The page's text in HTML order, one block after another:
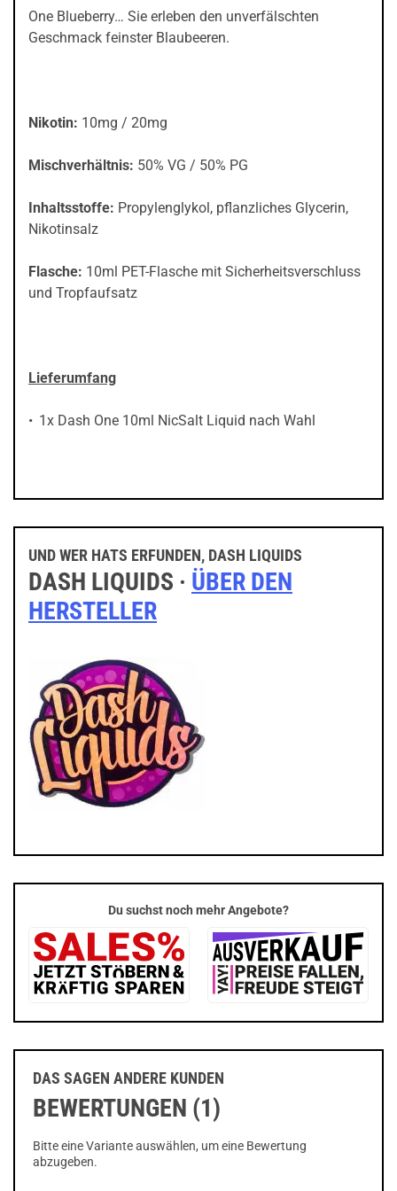
One Blueberry… Sie erleben den unverfälschten
Geschmack feinster Blaubeeren.
Nikotin: 10mg / 20mg
Mischverhältnis: 50% VG / 50% PG
Inhaltsstoffe: Propylenglykol, pflanzliches Glycerin,
Nikotinsalz
Flasche: 10ml PET-Flasche mit Sicherheitsverschluss
und Tropfaufsatz
Lieferumfang
1x Dash One 10ml NicSalt Liquid nach Wahl
UND WER HATS ERFUNDEN, DASH LIQUIDS
DASH LIQUIDS · ÜBER DEN
HERSTELLER
Du suchst noch mehr Angebote?
DAS SAGEN ANDERE KUNDEN
BEWERTUNGEN (1)
Bitte eine Variante auswählen, um eine Bewertung
abzugeben.